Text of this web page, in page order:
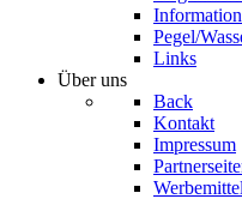
Pegel/
Links
Über uns
Back
Kontakt
Impressum
Werbemittel